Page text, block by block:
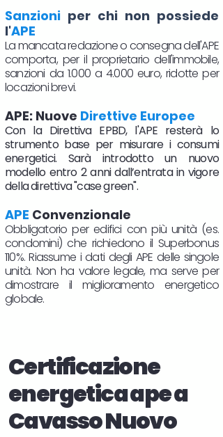
Sanzioni per chi non possiede
l'APE
La mancata redazione o consegna dell'APE
comporta, per il proprietario dell'immobile,
sanzioni da 1.000 a 4.000 euro, ridotte per
locazioni brevi.
APE: Nuove Direttive Europee
Con la Direttiva EPBD, l'APE resterà lo
strumento base per misurare i consumi
energetici. Sarà introdotto un nuovo
modello entro 2 anni dall’entrata in vigore
della direttiva "case green".
APE Convenzionale
Obbligatorio per edifici con più unità (es.
condomini) che richiedono il Superbonus
110%. Riassume i dati degli APE delle singole
unità. Non ha valore legale, ma serve per
dimostrare il miglioramento energetico
globale.
Certificazione
energetica ape a
Cavasso Nuovo